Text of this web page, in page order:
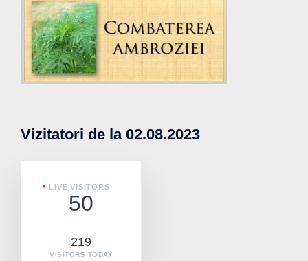
Vizitatori de la 02.08.2023
LIVE VISITORS
50
219
VISITORS TODAY